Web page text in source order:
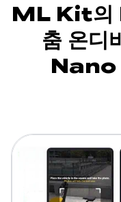
ML Kit의
춤 온
Nano